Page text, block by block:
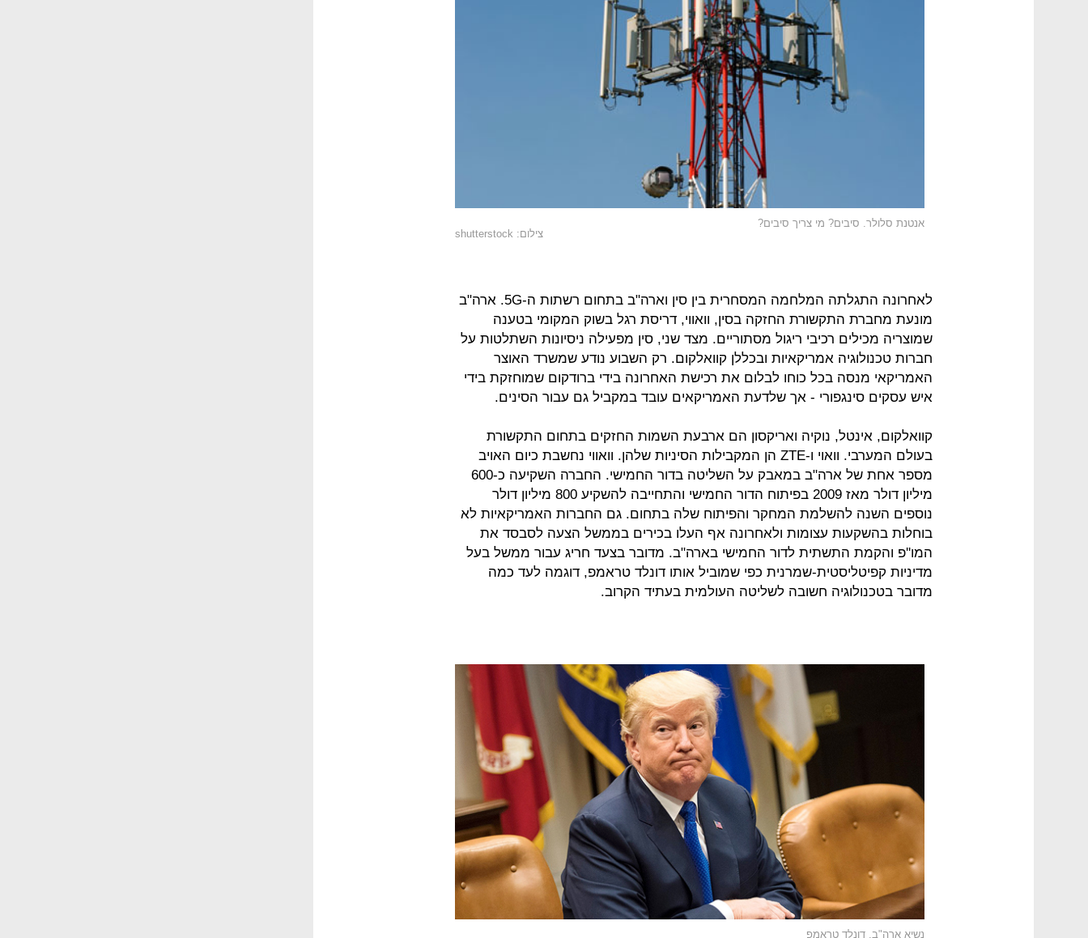
אנטנת סלולר. סיבים? מי צריך סיבים?
צילום: shutterstock
לאחרונה התגלתה המלחמה המסחרית בין סין וארה"ב בתחום רשתות ה-5G. ארה"ב
מונעת מחברת התקשורת החזקה בסין, וואווי, דריסת רגל בשוק המקומי בטענה
שמוצריה מכילים רכיבי ריגול מסתוריים. מצד שני, סין מפעילה ניסיונות השתלטות על
חברות טכנולוגיה אמריקאיות ובכללן קוואלקום. רק השבוע נודע שמשרד האוצר
האמריקאי מנסה בכל כוחו לבלום את רכישת האחרונה בידי ברודקום שמוחזקת בידי
איש עסקים סינגפורי - אך שלדעת האמריקאים עובד במקביל גם עבור הסינים.
קוואלקום, אינטל, נוקיה ואריקסון הם ארבעת השמות החזקים בתחום התקשורת
בעולם המערבי. וואוי ו-ZTE הן המקבילות הסיניות שלהן. וואווי נחשבת כיום האויב
מספר אחת של ארה"ב במאבק על השליטה בדור החמישי. החברה השקיעה כ-600
מיליון דולר מאז 2009 בפיתוח הדור החמישי והתחייבה להשקיע 800 מיליון דולר
נוספים השנה להשלמת המחקר והפיתוח שלה בתחום. גם החברות האמריקאיות לא
בוחלות בהשקעות עצומות ולאחרונה אף העלו בכירים בממשל הצעה לסבסד את
המו''פ והקמת התשתית לדור החמישי בארה"ב. מדובר בצעד חריג עבור ממשל בעל
מדיניות קפיטליסטית-שמרנית כפי שמוביל אותו דונלד טראמפ, דוגמה לעד כמה
מדובר בטכנולוגיה חשובה לשליטה העולמית בעתיד הקרוב.
נשיא ארה"ב, דונלד טראמפ